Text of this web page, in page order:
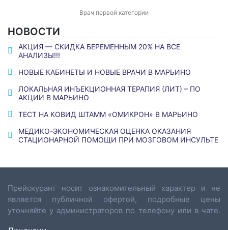
Врач первой категории
НОВОСТИ
АКЦИЯ — СКИДКА БЕРЕМЕННЫМ 20% НА ВСЕ
АНАЛИЗЫ!!!
НОВЫЕ КАБИНЕТЫ И НОВЫЕ ВРАЧИ В МАРЬИНО
ЛОКАЛЬНАЯ ИНЪЕКЦИОННАЯ ТЕРАПИЯ (ЛИТ) – ПО
АКЦИИ В МАРЬИНО
ТЕСТ НА КОВИД ШТАММ «ОМИКРОН» В МАРЬИНО
МЕДИКО-ЭКОНОМИЧЕСКАЯ ОЦЕНКА ОКАЗАНИЯ
СТАЦИОНАРНОЙ ПОМОЩИ ПРИ МОЗГОВОМ ИНСУЛЬТЕ
Прейскурант носит ознакомительный характер и не
является публичной офертой, подробные цены
уточняйте у администраторов по телефону или в чате.